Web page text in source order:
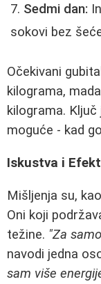
Sedmi dan:
sokovi bez
Očekivani
kilograma,
kilograma.
moguće - kad
Iskustva i
Mišljenja su,
Oni koji
težine. "Za
navodi jedna
sam više